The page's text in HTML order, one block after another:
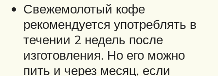
Свежемолотый кофе
рекомендуется употреблять в
течении 2 недель после
изготовления. Но его можно
пить и через месяц, если